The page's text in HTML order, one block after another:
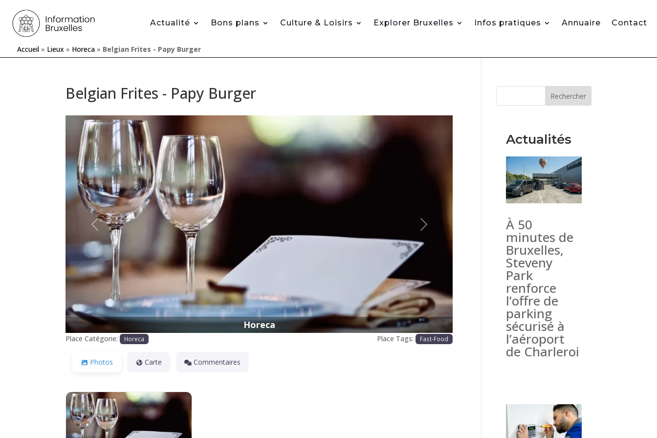
Actualité Bons plans Culture & Loisirs Explorer Bruxelles Infos pratiques Annuaire Contact
Accueil » Lieux » Horeca » Belgian Frites - Papy Burger
Belgian Frites - Papy Burger
Horeca
Précédente Prochaine
Place Catégorie: Horeca Place Tags: Fast-Food
Photos Carte Commentaires
Rechercher
Actualités
À 50
minutes de
Bruxelles,
Steveny
Park
renforce
l’offre de
parking
sécurisé à
l’aéroport
de Charleroi